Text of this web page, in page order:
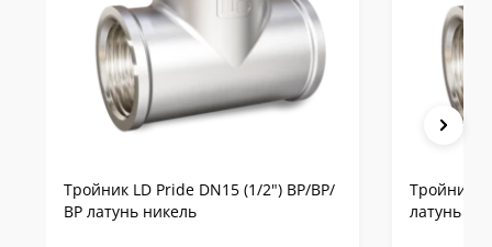
Тройник LD Pride DN15 (1/2") ВР/ВР/
ВР латунь никель
Тройник
латунь